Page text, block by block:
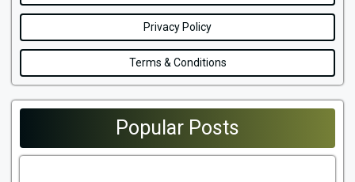
Privacy Policy
Terms & Conditions
Popular Posts